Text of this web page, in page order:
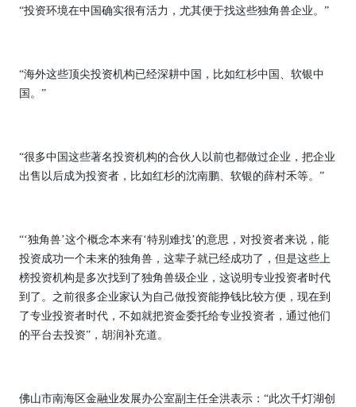
“投资环境在中国确实很有活力，尤其便于找这些独角兽企业。”
“海外这些顶尖投资机构已经深耕中国，比如红杉中国、软银中
国。”
“很多中国这些著名投资机构的合伙人以前也都做过企业，把企业
出售以后成为投资者，比如红杉的沈南鹏、软银的薛村禾等。”
“‘独角兽’这个概念本来有‘特别难找’的意思，对投资者来说，能
投资成功一个未来的独角兽，这辈子就已经成功了，但是这些上
榜投资机构是多次找到了独角兽级企业，这说明专业投资者时代
到了。之前很多企业家认为自己做投资能挣钱比较方便，现在到
了专业投资者时代，不如就把资金委托给专业投资者，通过他们
的平台去投资”，胡润补充道。
佛山市南海区金融业发展办公室副主任全洪表示：“此次千灯湖创